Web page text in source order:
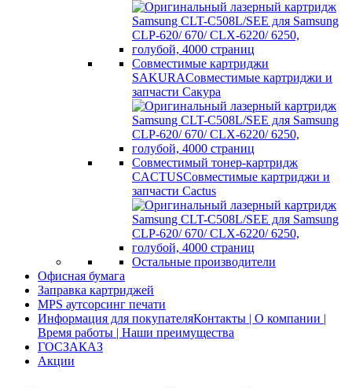
Совместимые картриджи
SAKURAСовместимые картриджи и
запчасти Сакура
Совместимый тонер-картридж
CACTUSСовместимые картриджи и
запчасти Cactus
Остальные производители
Офисная бумага
Заправка картриджей
MPS аутсорсинг печати
Информация для покупателяКонтакты | О компании |
Время работы | Наши преимущества
ГОСЗАКАЗ
Акции